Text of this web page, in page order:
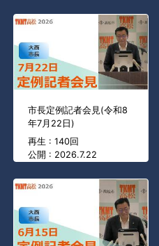
市長定例記者会見(令和8
年7月22日)
再生 : 140回
公開 : 2026.7.22